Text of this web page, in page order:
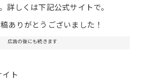
詳しくは下記公式サイトで。
ありがとうございました！
広告の後にも続きます
イト